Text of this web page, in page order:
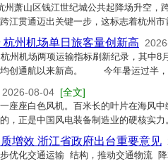
州萧山区钱江世纪城公共起降场升空，
江贯通迈出关键一步，这标志着杭州
州机场单日旅客量创新高
州机场两项运输指标刷新纪录，其中8
均创通航以来新高。 今年暑运过半
2026-08-04 [全文]
座座白色风机。百米长的叶片在海风
，正是中国风电装备制造业的硬核实
增效 浙江省政府出台重要意见
优化交通运输 结构，推动交通物流